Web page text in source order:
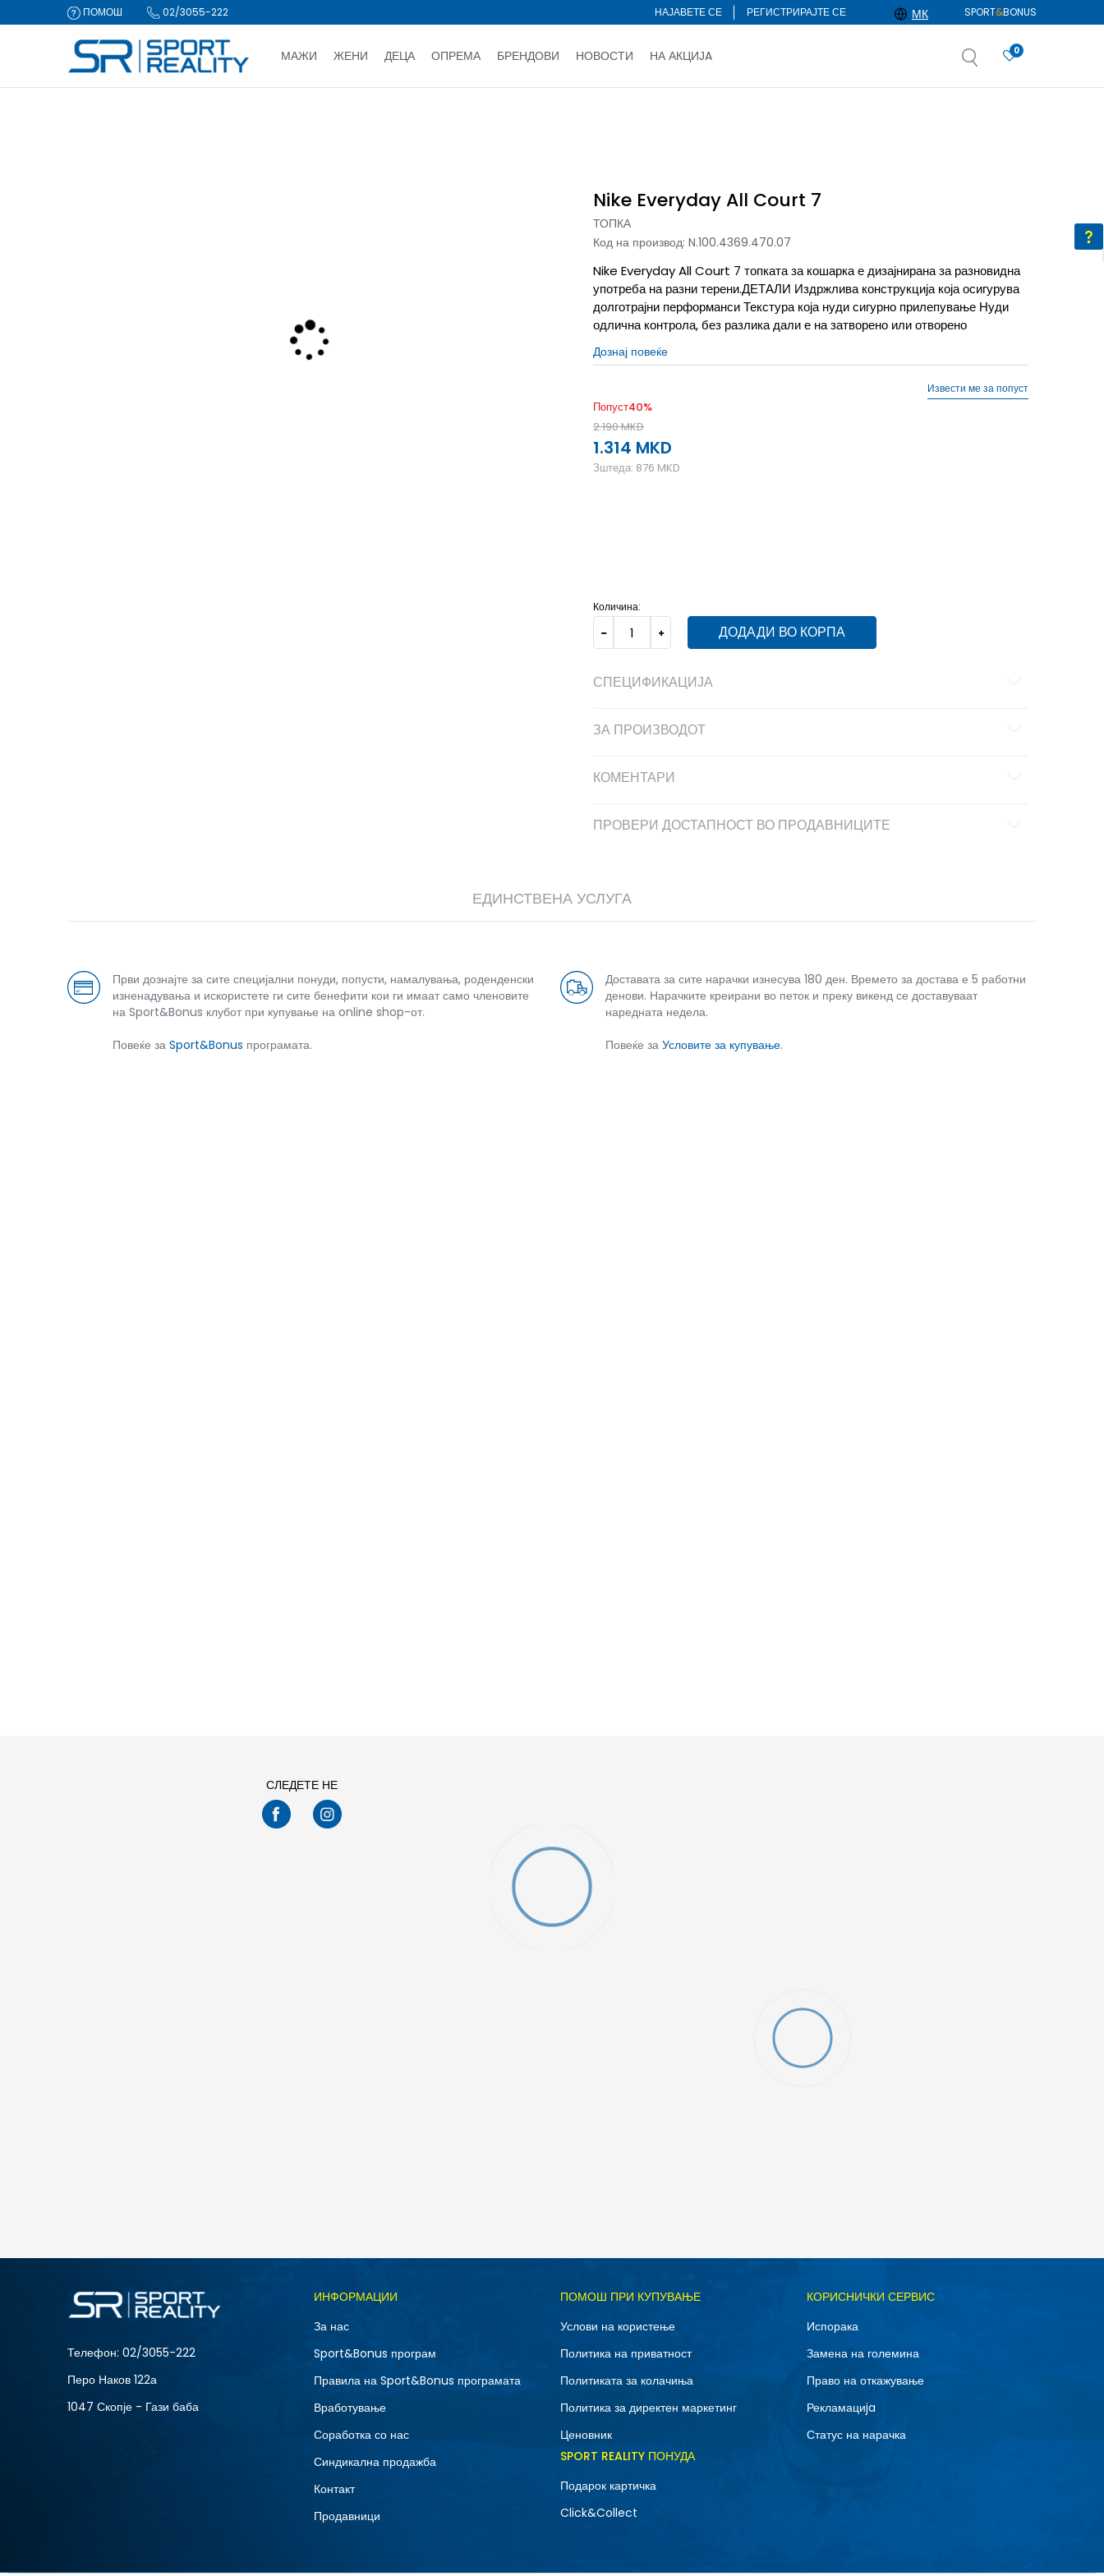
ПОМОШ 02/3055-222 SPORT&BONUS
НАЈАВЕТЕ СЕ РЕГИСТРИРАЈТЕ СЕ МК
МАЖИ ЖЕНИ ДЕЦА ОПРЕМА БРЕНДОВИ НОВОСТИ НА АКЦИЈA 0
Nike Everyday All Court 7
ТОПКА
Код на производ: N.100.4369.470.07
Nike Everyday All Court 7 топката за кошарка е дизајнирана за разновидна
употреба на разни терени.ДЕТАЛИ Издржлива конструкција која осигурува
долготрајни перформанси Текстура која нуди сигурно прилепување Нуди
одлична контрола, без разлика дали е на затворено или отворено
Дознај повеќе
Попуст40%
2.190MKD
1.314 MKD
Зштеда: 876 MKD
Извести ме за попуст
Количина:
ДОДАДИ ВО КОРПА
СПЕЦИФИКАЦИЈА
ЗА ПРОИЗВОДОТ
КОМЕНТАРИ
ПРОВЕРИ ДОСТАПНОСТ ВО ПРОДАВНИЦИТЕ
ЕДИНСТВЕНА УСЛУГА
Први дознајте за сите специјални понуди, попусти, намалувања, роденденски
изненадувања и искористете ги сите бенефити кои ги имаат само членовите
на Sport&Bonus клубот при купување на online shop-от.
Повеќе за Sport&Bonus програмата.
Доставата за сите нарачки изнесува 180 ден. Времето за достава е 5 работни
денови. Нарачките креирани во петок и преку викенд се доставуваат
наредната недела.
Повеќе за Условите за купување.
Големина
4
СЛЕДЕТЕ НЕ
Телефон: 02/3055-222
Перо Наков 122а
1047 Скопје - Гази баба
ИНФОРМАЦИИ
За нас
Sport&Bonus програм
Правила на Sport&Bonus програмата
Вработување
Соработка со нас
Синдикална продажба
Контакт
Продавници
ПОМОШ ПРИ КУПУВАЊЕ
Услови на користење
Политика на приватност
Политиката за колачиња
Политика за директен маркетинг
Ценовник
КОРИСНИЧКИ СЕРВИС
Испорака
Замена на големина
Право на откажување
Рекламациja
Статус на нарачка
SPORT REALITY ПОНУДА
Подарок картичка
Click&Collect